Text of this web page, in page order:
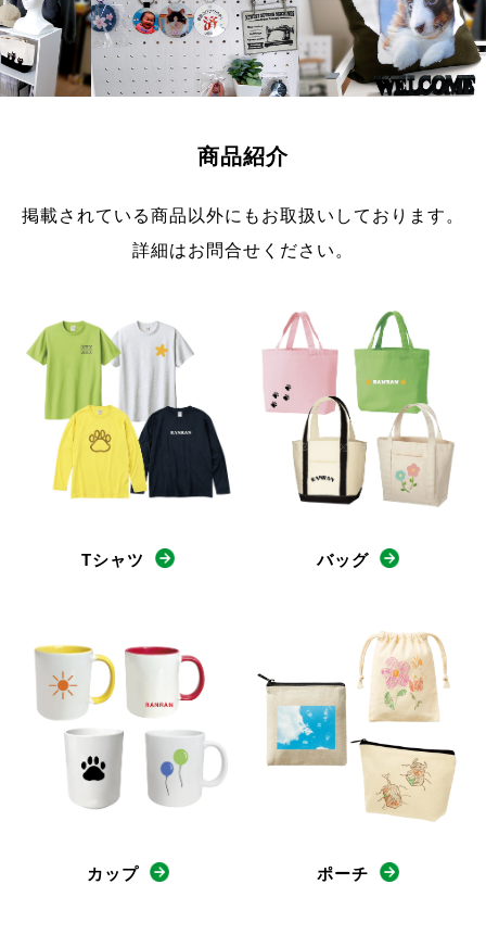
商品紹介
掲載されている商品以外にもお取扱いしております。
詳細はお問合せください。
Tシャツ バッグ
カップ ポーチ